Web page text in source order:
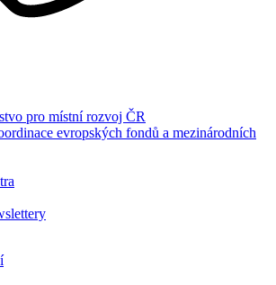
pro místní rozvoj ČR
evropských fondů a mezinárodních